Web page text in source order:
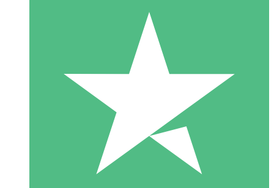
Paquetes de Créditos Individuales
Paga según el uso con créditos de descarga. Sin compromiso
10 00